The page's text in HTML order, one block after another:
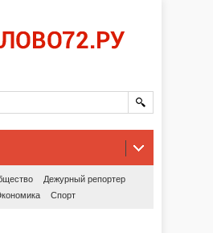
Дежурный репортер
Спорт